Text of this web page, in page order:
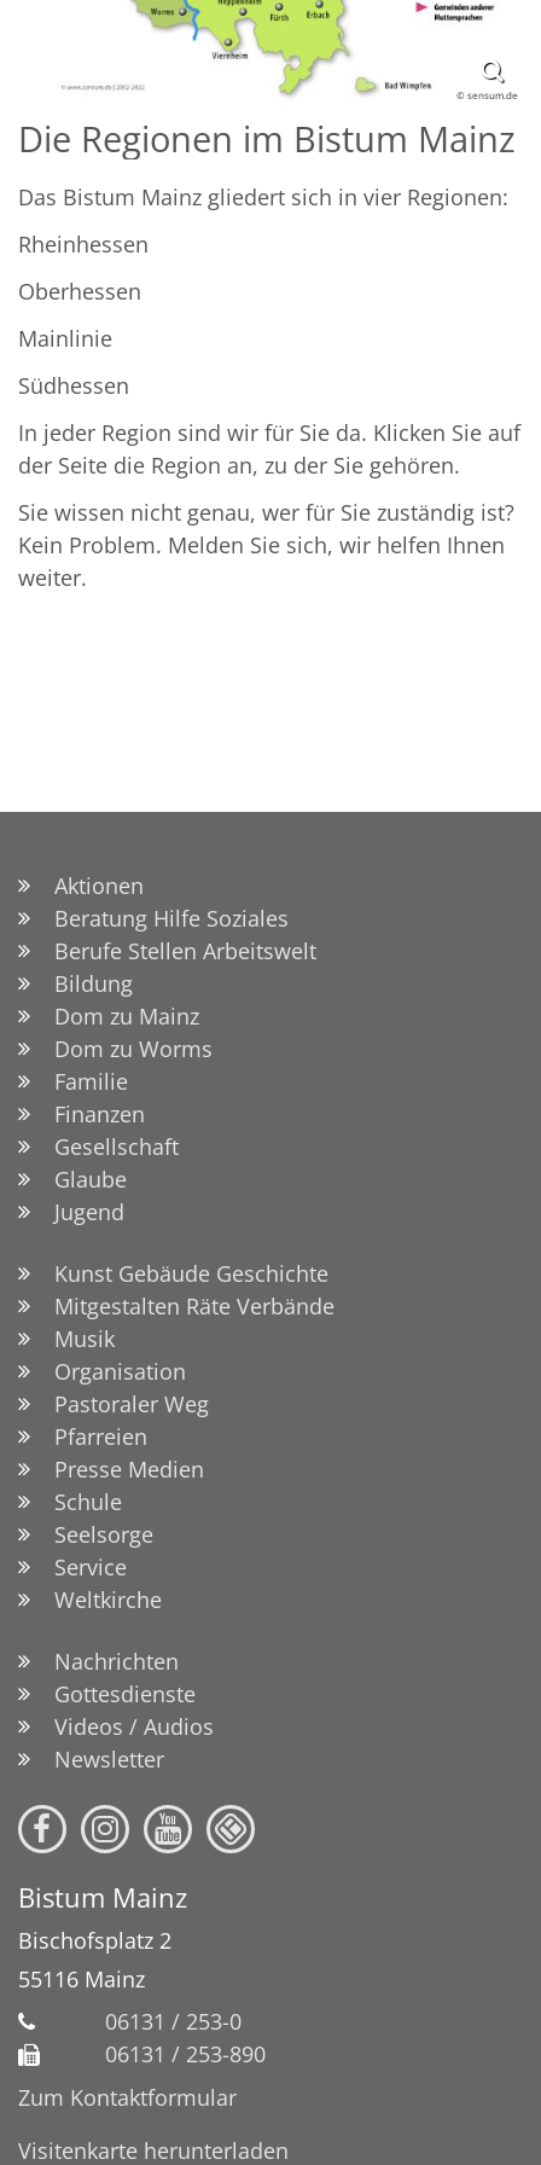
© sensum.de
Die Regionen im Bistum Mainz
Das Bistum Mainz gliedert sich in vier Regionen:
Rheinhessen
Oberhessen
Mainlinie
Südhessen
In jeder Region sind wir für Sie da. Klicken Sie auf
der Seite die Region an, zu der Sie gehören.
Sie wissen nicht genau, wer für Sie zuständig ist?
Kein Problem. Melden Sie sich, wir helfen Ihnen
weiter.
Aktionen
Beratung Hilfe Soziales
Berufe Stellen Arbeitswelt
Bildung
Dom zu Mainz
Dom zu Worms
Familie
Finanzen
Gesellschaft
Glaube
Jugend
Kunst Gebäude Geschichte
Mitgestalten Räte Verbände
Musik
Organisation
Pastoraler Weg
Pfarreien
Presse Medien
Schule
Seelsorge
Service
Weltkirche
Nachrichten
Gottesdienste
Videos / Audios
Newsletter
Bistum Mainz
Bischofsplatz 2
55116 Mainz
06131 / 253-0
06131 / 253-890
Zum Kontaktformular
Visitenkarte herunterladen